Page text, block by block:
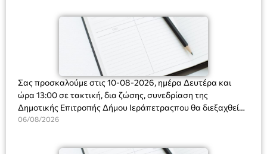
Σας προσκαλούμε στις 10-08-2026, ημέρα Δευτέρα και
ώρα 13:00 σε τακτική, δια ζώσης, συνεδρίαση της
Δημοτικής Επιτροπής Δήμου Ιεράπετραςπου θα διεξαχθεί
στο Δημοτικό Κατάστημα, Δημοκρατίας 31 στην αίθουσα
και λήψη αποφάσεων στα παρακάτω θέματα:
06/08/2026